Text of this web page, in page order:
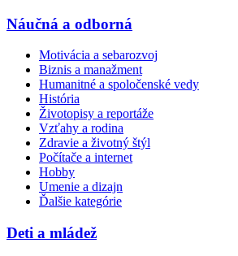
Náučná a odborná
Motivácia a sebarozvoj
Biznis a manažment
Humanitné a spoločenské vedy
História
Životopisy a reportáže
Vzťahy a rodina
Zdravie a životný štýl
Počítače a internet
Hobby
Umenie a dizajn
Ďalšie kategórie
Deti a mládež